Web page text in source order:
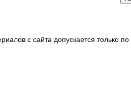
с сайта допускается только